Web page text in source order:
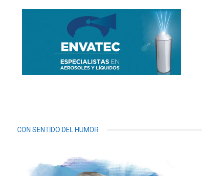
CON SENTIDO DEL HUMOR